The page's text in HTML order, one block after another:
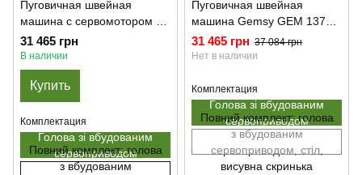
Пуговичная швейная
машина с сервомотором в
голове Golden Lead GL-
1377D
31 465 грн
В наличии
Купить
Комплектация
Голова зі вбудованим
сервоприводом
Повний комплект: голова
з вбудованим
Пуговичная швейная
машина Gemsy GEM 1377
D
31 465 грн 37 084 грн
Нет в наличии
Комплектация
Голова зі вбудованим
сервоприводом
Повний комплект: голова
з вбудованим
сервоприводом, стіл,
висувна скринька